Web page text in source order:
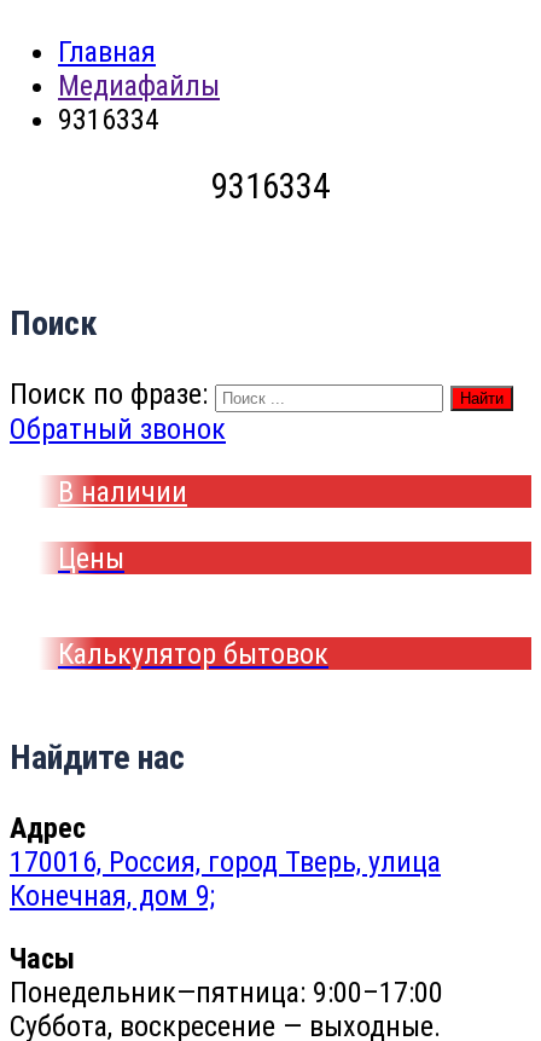
Главная
Медиафайлы
9316334
9316334
Поиск
Поиск по фразе: Найти
Обратный звонок
В наличии
Цены
Калькулятор бытовок
Найдите нас
Адрес
170016, Россия, город Тверь, улица
Конечная, дом 9;
Часы
Понедельник—пятница: 9:00–17:00
Суббота, воскресение — выходные.